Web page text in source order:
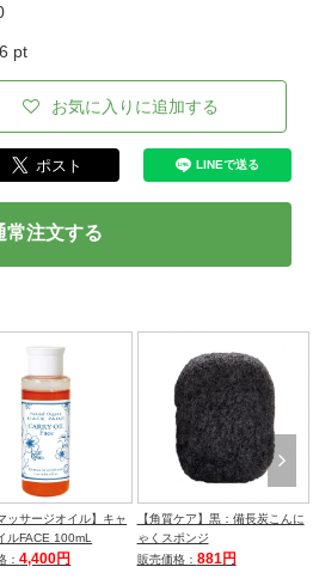
pt
お気に入りに追加する
常注文する
ッサージオイル】キャ
ルFACE 100mL
：4,400円
【角質ケア】黒：備長炭こんに
ゃくスポンジ
販売価格： 881円